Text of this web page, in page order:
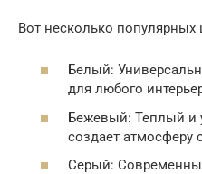
Вот несколько
Белый:
для любого
Бежевый: Теплый и
создает атмосферу
Серый: